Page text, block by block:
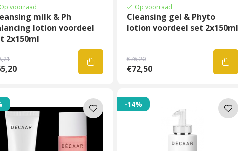
Op voorraad
milk & Ph
lotion voordeel
2x150ml
Op voorraad
Cleansing gel & Phyto
lotion voordeel set 2x150ml
€76,20
€72,50
-14%